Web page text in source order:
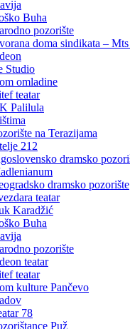
Buha
pozorište
doma sindikata –
Studio
omladine
teatar
Palilula
na Terazijama
212
dramsko
dramsko pozorište
teatar
Karadžić
Buha
pozorište
teatar
teatar
kulture Pančevo
78
Puž